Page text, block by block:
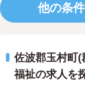
他の条
佐波郡玉村町(
福祉の求人を